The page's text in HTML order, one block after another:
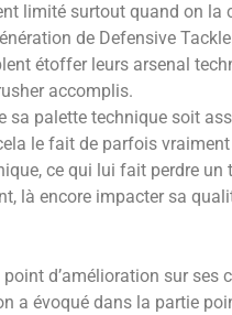
limité surtout quand on la
de Defensive
étoffer leurs arsenal
accomplis.
sa palette technique soit
le fait de parfois
ce qui lui fait perdre un
là encore impacter sa
point d’amélioration sur ses
a évoqué dans la partie